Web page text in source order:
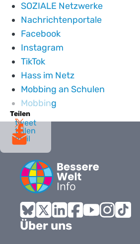
Teilen
tweet
teilen
mail
SOZIALE Netzwerke
Nachrichtenportale
Facebook
Instagram
TikTok
Hass im Netz
Mobbing an Schulen
Mobbing
Bluesky
X LinkedInFacebook
Über uns